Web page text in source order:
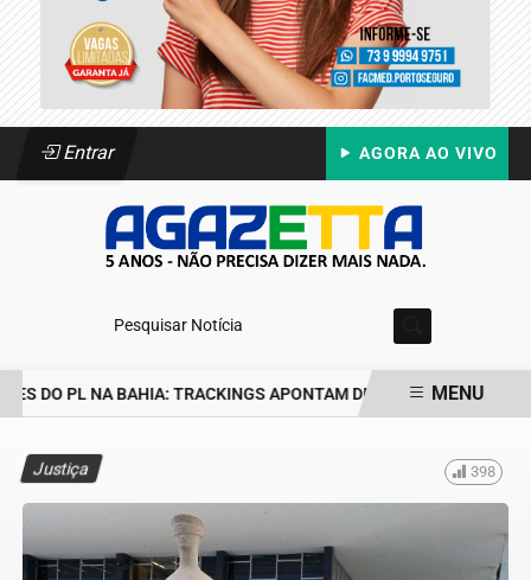
Entrar AGORA AO VIVO
Pesquisar Notícia
DO PL NA BAHIA: TRACKINGS APONTAM DRA. RAISSA SOARES E
MENU
Justiça 398